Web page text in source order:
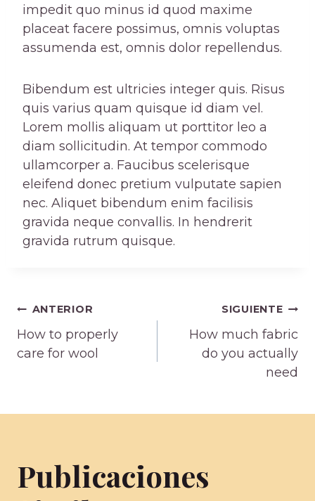
impedit quo minus id quod maxime
placeat facere possimus, omnis voluptas
assumenda est, omnis dolor repellendus.
Bibendum est ultricies integer quis. Risus
quis varius quam quisque id diam vel.
Lorem mollis aliquam ut porttitor leo a
diam sollicitudin. At tempor commodo
ullamcorper a. Faucibus scelerisque
eleifend donec pretium vulputate sapien
nec. Aliquet bibendum enim facilisis
gravida neque convallis. In hendrerit
gravida rutrum quisque.
Navegación
de
ANTERIOR
How to properly
care for wool
SIGUIENTE
How much fabric
do you actually
need
Publicaciones